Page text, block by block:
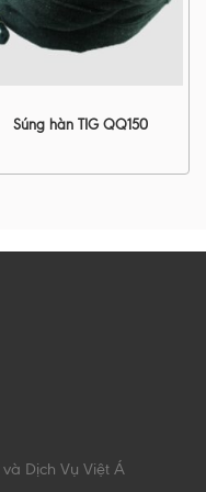
Súng hàn TIG QQ150
Dịch Vụ Việt Á